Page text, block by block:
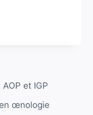
et IGP
œnologie